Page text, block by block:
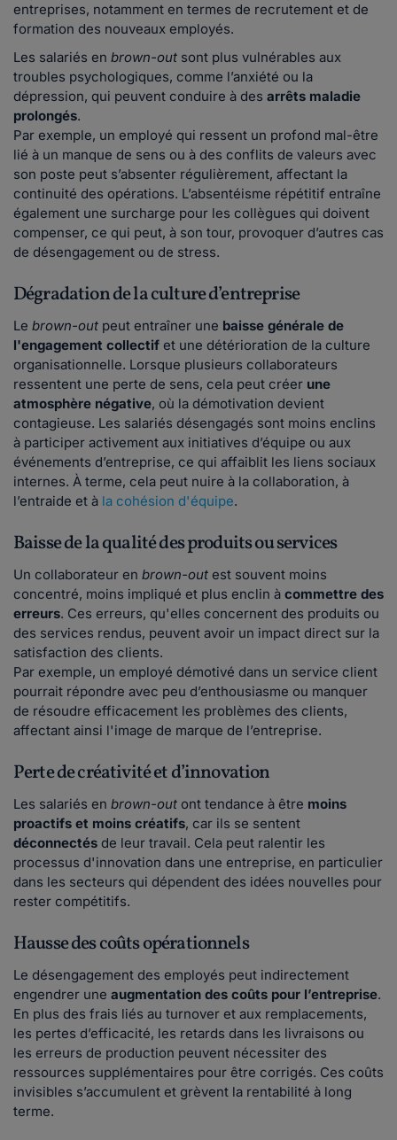
entreprises, notamment en termes de recrutement et de
formation des nouveaux employés.
Les salariés en brown-out sont plus vulnérables aux
troubles psychologiques, comme l’anxiété ou la
dépression, qui peuvent conduire à des arrêts maladie
prolongés.
Par exemple, un employé qui ressent un profond mal-être
lié à un manque de sens ou à des conflits de valeurs avec
son poste peut s’absenter régulièrement, affectant la
continuité des opérations. L’absentéisme répétitif entraîne
également une surcharge pour les collègues qui doivent
compenser, ce qui peut, à son tour, provoquer d’autres cas
de désengagement ou de stress.
Dégradation de la culture d’entreprise
Le brown-out peut entraîner une baisse générale de
l'engagement collectif et une détérioration de la culture
organisationnelle. Lorsque plusieurs collaborateurs
ressentent une perte de sens, cela peut créer une
atmosphère négative, où la démotivation devient
contagieuse. Les salariés désengagés sont moins enclins
à participer activement aux initiatives d’équipe ou aux
événements d’entreprise, ce qui affaiblit les liens sociaux
internes. À terme, cela peut nuire à la collaboration, à
l’entraide et à la cohésion d'équipe.
Baisse de la qualité des produits ou services
Un collaborateur en brown-out est souvent moins
concentré, moins impliqué et plus enclin à commettre des
erreurs. Ces erreurs, qu'elles concernent des produits ou
des services rendus, peuvent avoir un impact direct sur la
satisfaction des clients.
Par exemple, un employé démotivé dans un service client
pourrait répondre avec peu d’enthousiasme ou manquer
de résoudre efficacement les problèmes des clients,
affectant ainsi l'image de marque de l’entreprise.
Perte de créativité et d’innovation
Les salariés en brown-out ont tendance à être moins
proactifs et moins créatifs, car ils se sentent
déconnectés de leur travail. Cela peut ralentir les
processus d'innovation dans une entreprise, en particulier
dans les secteurs qui dépendent des idées nouvelles pour
rester compétitifs.
Hausse des coûts opérationnels
Le désengagement des employés peut indirectement
engendrer une augmentation des coûts pour l’entreprise.
En plus des frais liés au turnover et aux remplacements,
les pertes d’efficacité, les retards dans les livraisons ou
les erreurs de production peuvent nécessiter des
ressources supplémentaires pour être corrigés. Ces coûts
invisibles s’accumulent et grèvent la rentabilité à long
terme.